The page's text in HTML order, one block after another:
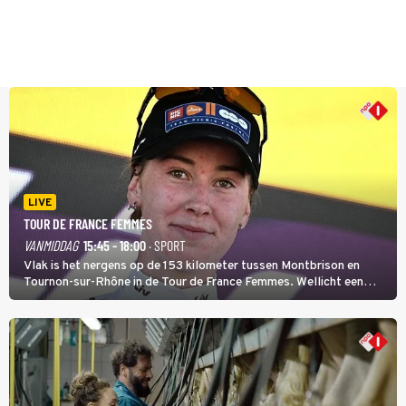
LIVE
TOUR DE FRANCE FEMMES
VANMIDDAG 15:45 - 18:00· SPORT
Vlak is het nergens op de 153 kilometer tussen Montbrison en
Tournon-sur-Rhône in de Tour de France Femmes. Wellicht een
kans voor Nienke Vinke, die vorig jaar de witte trui won.